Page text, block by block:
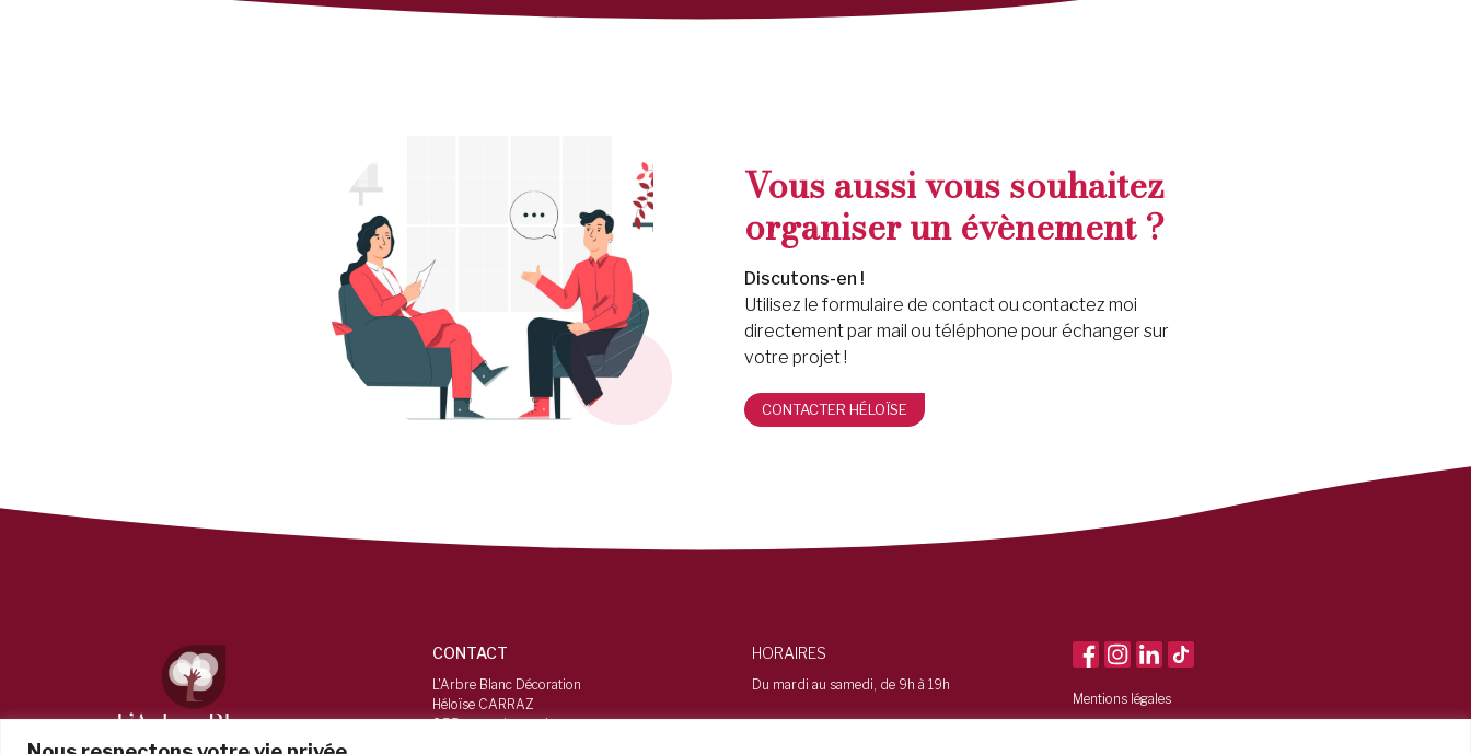
Vous aussi vous souhaitez
organiser un évènement ?
Discutons-en !
Utilisez le formulaire de contact ou contactez moi
directement par mail ou téléphone pour échanger sur
votre projet !
CONTACTER HÉLOÏSE
CONTACT
L'Arbre Blanc Décoration
Héloïse CARRAZ
855 route de rougier
HORAIRES
Du mardi au samedi, de 9h à 19h
Mentions légales